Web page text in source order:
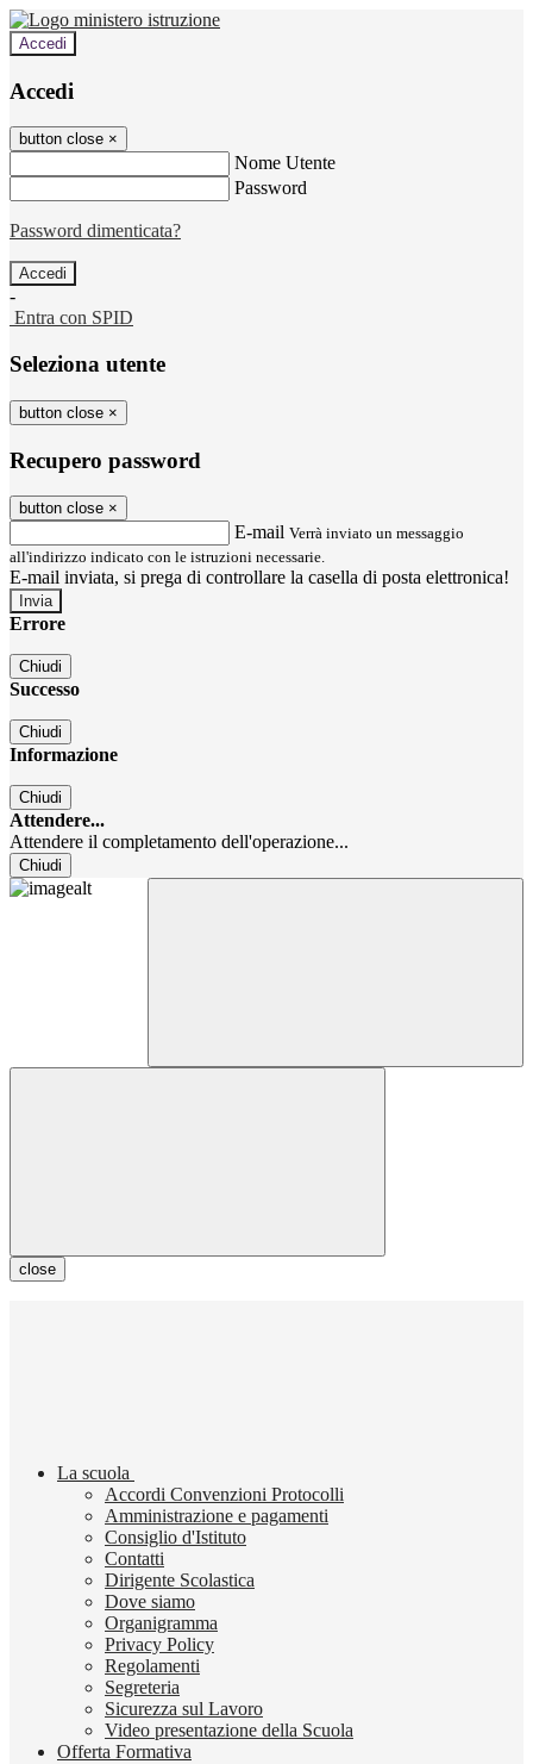
Accedi
Accedi
button close ×
Nome Utente
Password
Password dimenticata?
-
Entra con SPID
Seleziona utente
button close ×
Recupero password
button close ×
E-mail Verrà inviato un messaggio
all'indirizzo indicato con le istruzioni necessarie.
E-mail inviata, si prega di controllare la casella di posta elettronica!
Errore
Chiudi
Successo
Chiudi
Informazione
Chiudi
Attendere...
Attendere il completamento dell'operazione...
Chiudi
close
La scuola
Accordi Convenzioni Protocolli
Amministrazione e pagamenti
Consiglio d'Istituto
Contatti
Dirigente Scolastica
Dove siamo
Organigramma
Privacy Policy
Regolamenti
Segreteria
Sicurezza sul Lavoro
Video presentazione della Scuola
Offerta Formativa